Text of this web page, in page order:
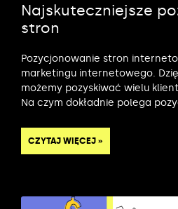
Najskuteczniejsze
stron
Pozycjonowanie stron
marketingu internetowego.
możemy pozyskiwać wielu
Na czym dokładnie polega
CZYTAJ WIĘCEJ »